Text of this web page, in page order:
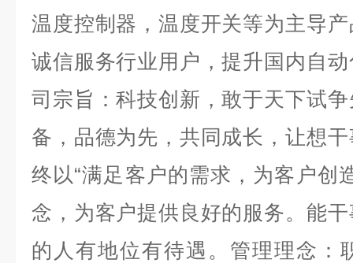
温度控制器，温度开关等为主导
诚信服务行业用户，提升国内自
司宗旨：科技创新，敢于天下试
备，品德为先，共同成长，让想
终以“满足客户的需求，为客户创
念，为客户提供良好的服务。能
的人有地位有待遇。管理理念：